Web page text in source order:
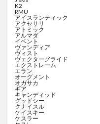
K2
RMU
アイスランティック
アクセサリ
アトミック
アルマダ
イベント
ヴァンディア
ヴィスト
ヴェクターグライド
エクストレーム
エラン
オーグメント
オガサカ
ギア
キャンディッド
グッドシー
クナイスル
ケイスキー
ケスラー